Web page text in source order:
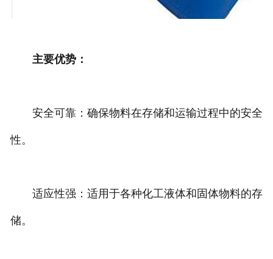
主要优势：
安全可靠：确保物料在存储和运输过程中的安全
性。
适应性强：适用于各种化工液体和固体物料的存
储。